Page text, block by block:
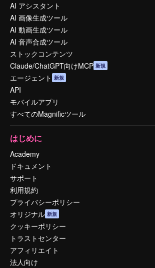
AI アシスタント
AI 画像生成ツール
AI 動画生成ツール
AI 音声合成ツール
ストックコンテンツ
Claude/ChatGPT向けMCP 新規
エージェント 新規
API
モバイルアプリ
すべてのMagnificツール
はじめに
Academy
ドキュメント
サポート
利用規約
プライバシーポリシー
オリジナル 新規
クッキーポリシー
トラストセンター
アフィリエイト
法人向け